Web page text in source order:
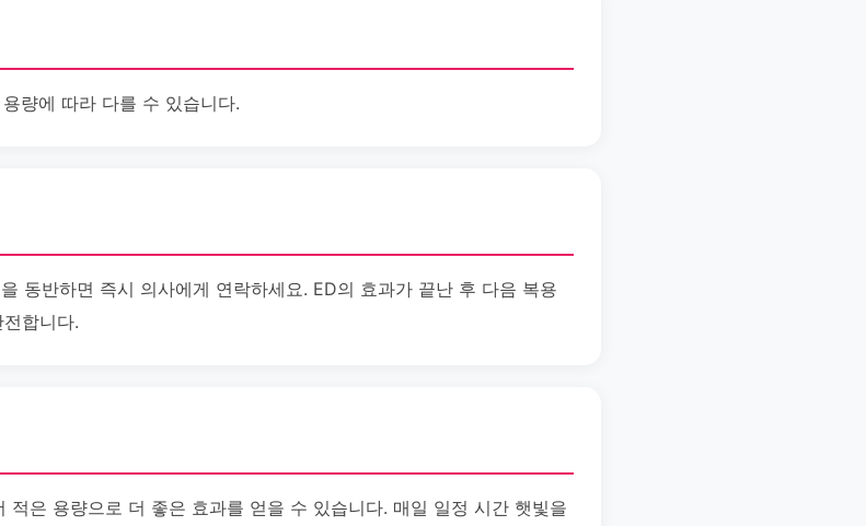
량에 따라 다를 수 있습니다.
동반하면 즉시 의사에게 연락하세요. ED의 효과가 끝난 후 다음 복용
합니다.
적은 용량으로 더 좋은 효과를 얻을 수 있습니다. 매일 일정 시간 햇빛을